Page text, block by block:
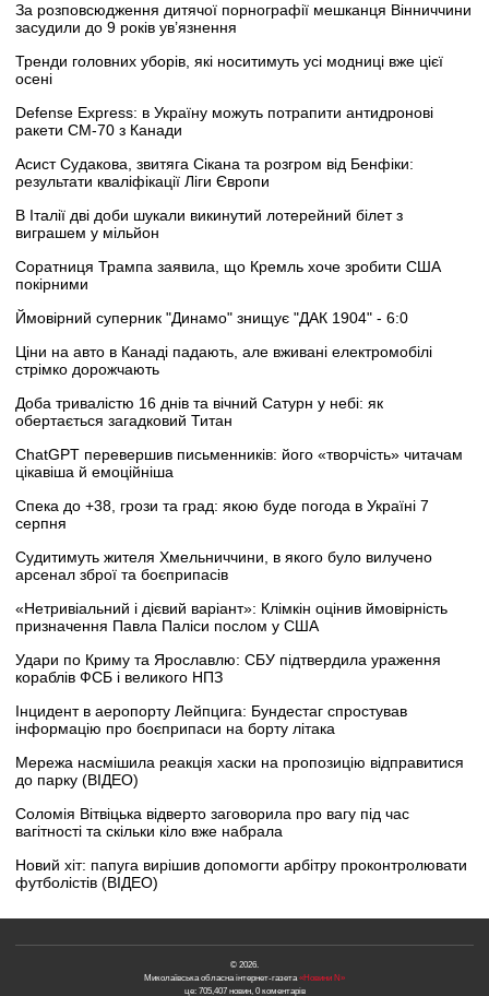
За розповсюдження дитячої порнографії мешканця Вінниччини
засудили до 9 років ув’язнення
Тренди головних уборів, які носитимуть усі модниці вже цієї
осені
Defense Express: в Україну можуть потрапити антидронові
ракети CM-70 з Канади
Асист Судакова, звитяга Сікана та розгром від Бенфіки:
результати кваліфікації Ліги Європи
В Італії дві доби шукали викинутий лотерейний білет з
виграшем у мільйон
Соратниця Трампа заявила, що Кремль хоче зробити США
покірними
Ймовірний суперник "Динамо" знищує "ДАК 1904" - 6:0
Ціни на авто в Канаді падають, але вживані електромобілі
стрімко дорожчають
Доба тривалістю 16 днів та вічний Сатурн у небі: як
обертається загадковий Титан
ChatGPT перевершив письменників: його «творчість» читачам
цікавіша й емоційніша
Спека до +38, грози та град: якою буде погода в Україні 7
серпня
Судитимуть жителя Хмельниччини, в якого було вилучено
арсенал зброї та боєприпасів
«Нетривіальний і дієвий варіант»: Клімкін оцінив ймовірність
призначення Павла Паліси послом у США
Удари по Криму та Ярославлю: СБУ підтвердила ураження
кораблів ФСБ і великого НПЗ
Інцидент в аеропорту Лейпцига: Бундестаг спростував
інформацію про боєприпаси на борту літака
Мережа насмішила реакція хаски на пропозицію відправитися
до парку (ВІДЕО)
Соломія Вітвіцька відверто заговорила про вагу під час
вагітності та скільки кіло вже набрала
Новий хіт: папуга вирішив допомогти арбітру проконтролювати
футболістів (ВІДЕО)
© 2026.
Миколаївська обласна інтернет-газета«Новини N»
це: 705,407 новин, 0 коментарів